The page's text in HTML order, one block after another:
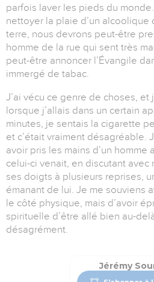
parfois laver les pieds du
nettoyer la plaie d’un
terre, nous devrons peut-être
homme de la rue qui sent très
peut-être annoncer l’Évangile
immergé de tabac.
J’ai vécu ce genre de choses, et
lorsque j’allais dans un certain
minutes, je sentais la cigarette
et c’était vraiment désagréable.
avoir pris les mains d’un homme
celui-ci venait, en discutant avec
ses doigts à plusieurs reprises,
émanant de lui. Je me souviens
le côté physique, mais d’avoir
spirituelle d’être allé bien au-
désagrément.
Jérémy